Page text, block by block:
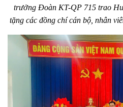
trưởng Đoàn KT-QP 715 trao
tặng các đồng chí cán bộ, nhân